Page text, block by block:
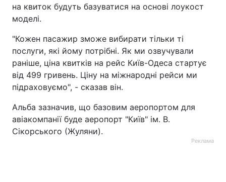
на квиток будуть базуватися на основі лоукост
моделі.
"Кожен пасажир зможе вибирати тільки ті
послуги, які йому потрібні. Як ми озвучували
раніше, ціна квитків на рейс Київ-Одеса стартує
від 499 гривень. Ціну на міжнародні рейси ми
підраховуємо", - сказав він.
Альба зазначив, що базовим аеропортом для
авіакомпанії буде аеропорт "Київ" ім. В.
Сікорського (Жуляни).
Реклама